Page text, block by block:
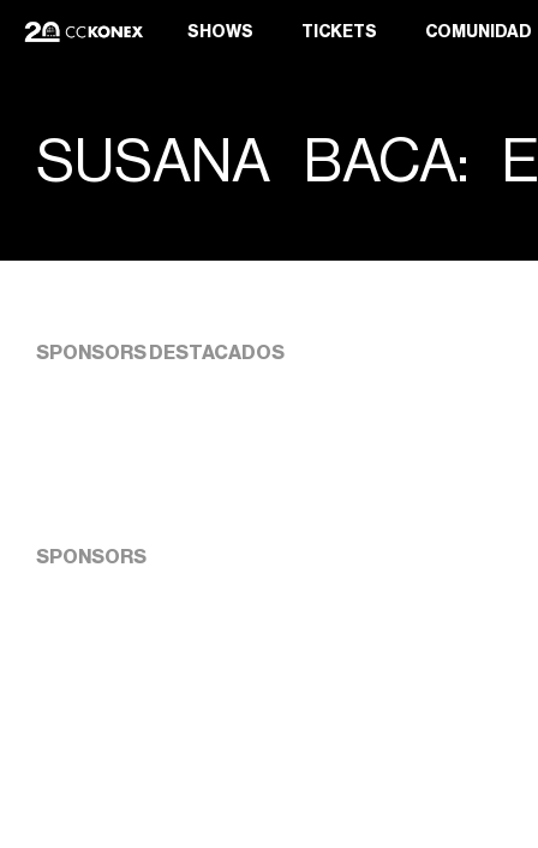
SHOWS TICKETS COMUNIDAD
SUSANA BACA:
SPONSORS DESTACADOS
SPONSORS